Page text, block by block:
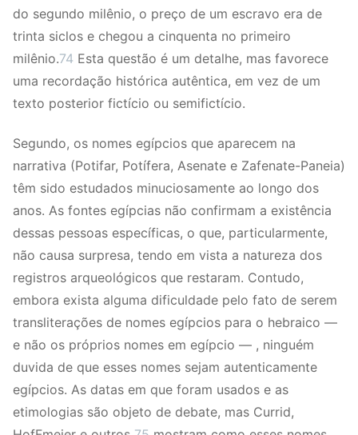
do segundo milênio, o preço de um escravo era de
trinta siclos e chegou a cinquenta no primeiro
milênio.74 Esta questão é um detalhe, mas favorece
uma recordação histórica autêntica, em vez de um
texto posterior fictício ou semifictício.
Segundo, os nomes egípcios que aparecem na
narrativa (Potifar, Potífera, Asenate e Zafenate-Paneia)
têm sido estudados minuciosamente ao longo dos
anos. As fontes egípcias não confirmam a existência
dessas pessoas específicas, o que, particularmente,
não causa surpresa, tendo em vista a natureza dos
registros arqueológicos que restaram. Contudo,
embora exista alguma dificuldade pelo fato de serem
transliterações de nomes egípcios para o hebraico —
e não os próprios nomes em egípcio — , ninguém
duvida de que esses nomes sejam autenticamente
egípcios. As datas em que foram usados e as
etimologias são objeto de debate, mas Currid,